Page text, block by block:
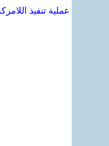
عملية تنفيذ